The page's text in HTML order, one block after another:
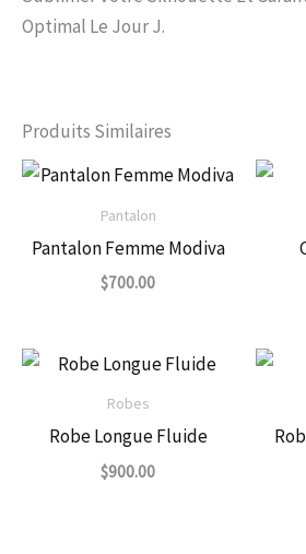
Optimal Le Jour J.
Produits Similaires
Pantalon
Pantalon Femme Modiva
$700.00
Robes
Robe Longue Fluide
$900.00